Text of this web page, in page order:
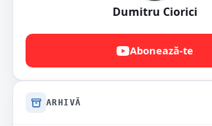
Dumitru Ciorici
Abonează-te
ARHIVĂ